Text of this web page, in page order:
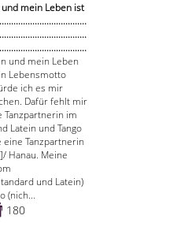
mein Leben ist
und mein Leben
Lebensmotto
ich es mir
Dafür fehlt mir
im
Latein und Tango
Tanzpartnerin
Hanau. Meine
und Latein)
(nich...
180